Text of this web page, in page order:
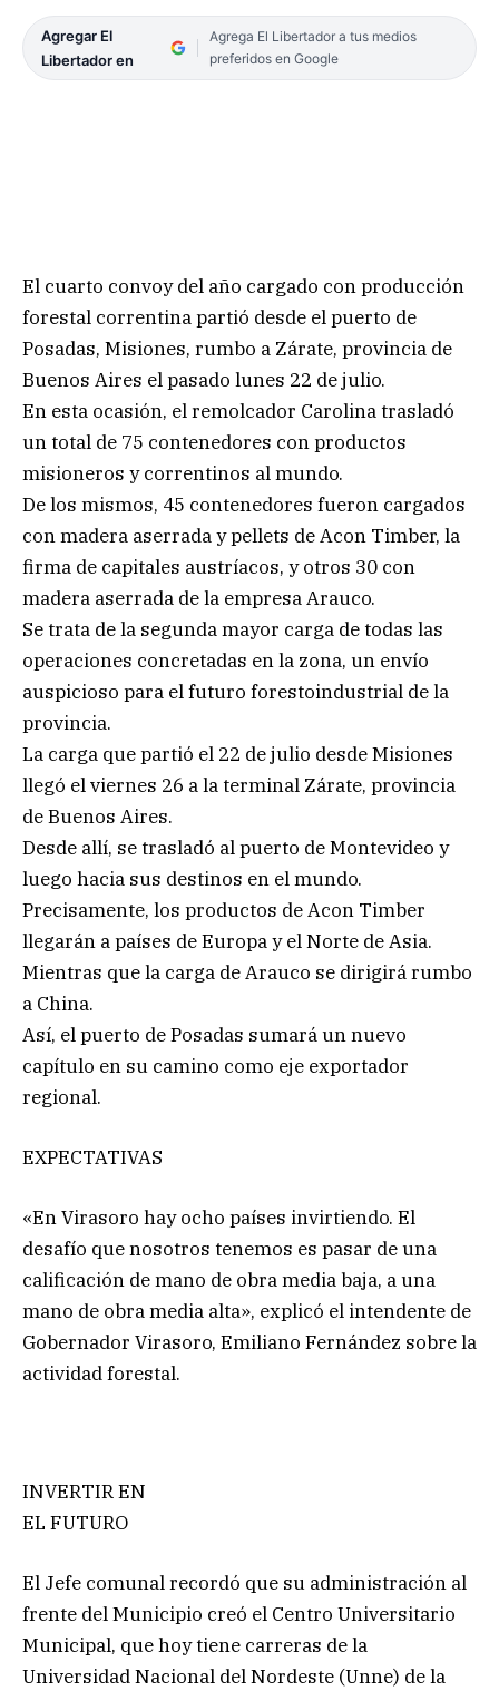
Agregar El
Libertador en
Agrega El Libertador a tus medios
preferidos en Google
El cuarto convoy del año cargado con producción
forestal correntina partió desde el puerto de
Posadas, Misiones, rumbo a Zárate, provincia de
Buenos Aires el pasado lunes 22 de julio.
En esta ocasión, el remolcador Carolina trasladó
un total de 75 contenedores con productos
misioneros y correntinos al mundo.
De los mismos, 45 contenedores fueron cargados
con madera aserrada y pellets de Acon Timber, la
firma de capitales austríacos, y otros 30 con
madera aserrada de la empresa Arauco.
Se trata de la segunda mayor carga de todas las
operaciones concretadas en la zona, un envío
auspicioso para el futuro forestoindustrial de la
provincia.
La carga que partió el 22 de julio desde Misiones
llegó el viernes 26 a la terminal Zárate, provincia
de Buenos Aires.
Desde allí, se trasladó al puerto de Montevideo y
luego hacia sus destinos en el mundo.
Precisamente, los productos de Acon Timber
llegarán a países de Europa y el Norte de Asia.
Mientras que la carga de Arauco se dirigirá rumbo
a China.
Así, el puerto de Posadas sumará un nuevo
capítulo en su camino como eje exportador
regional.
EXPECTATIVAS
«En Virasoro hay ocho países invirtiendo. El
desafío que nosotros tenemos es pasar de una
calificación de mano de obra media baja, a una
mano de obra media alta», explicó el intendente de
Gobernador Virasoro, Emiliano Fernández sobre la
actividad forestal.
INVERTIR EN
EL FUTURO
El Jefe comunal recordó que su administración al
frente del Municipio creó el Centro Universitario
Municipal, que hoy tiene carreras de la
Universidad Nacional del Nordeste (Unne) de la